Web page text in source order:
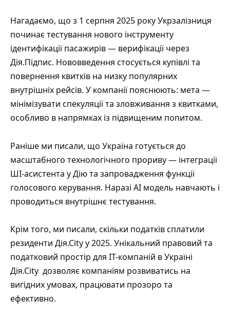
Нагадаємо, що з 1 серпня 2025 року Укрзалізниця
починає тестування нового інструменту
ідентифікації пасажирів — верифікації через
Дія.Підпис. Нововведення стосується купівлі та
повернення квитків на низку популярних
внутрішніх рейсів. У компанії пояснюють: мета —
мінімізувати спекуляції та зловживання з квитками,
особливо в напрямках із підвищеним попитом.
Раніше ми писали, що Україна готується до
масштабного технологічного прориву — інтеграції
ШІ-асистента у Дію та запровадження функції
голосового керування. Наразі AI модель навчають і
проводиться внутрішнє тестування.
Крім того, ми писали, скільки податків сплатили
резиденти Дія.Сіty у 2025. Унікальний правовий та
податковий простір для IT-компаній в Україні
Дія.Сіty дозволяє компаніям розвиватись на
вигідних умовах, працювати прозоро та
ефективно.